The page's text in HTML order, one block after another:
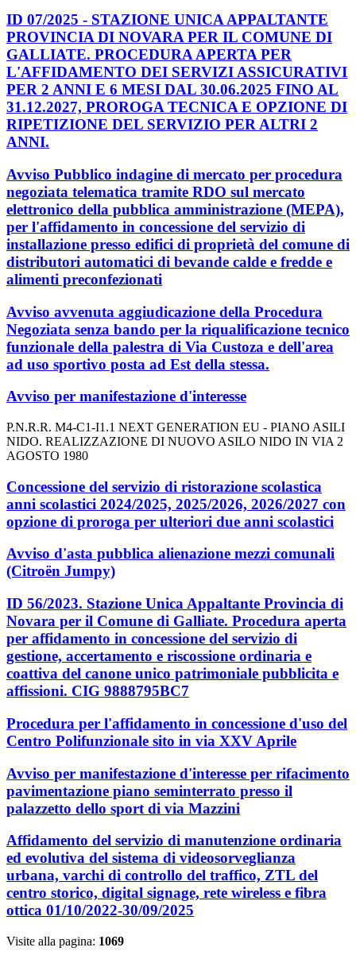
ID 07/2025 - STAZIONE UNICA APPALTANTE
PROVINCIA DI NOVARA PER IL COMUNE DI
GALLIATE. PROCEDURA APERTA PER
L'AFFIDAMENTO DEI SERVIZI ASSICURATIVI
PER 2 ANNI E 6 MESI DAL 30.06.2025 FINO AL
31.12.2027, PROROGA TECNICA E OPZIONE DI
RIPETIZIONE DEL SERVIZIO PER ALTRI 2
ANNI.
Avviso Pubblico indagine di mercato per procedura
negoziata telematica tramite RDO sul mercato
elettronico della pubblica amministrazione (MEPA),
per l'affidamento in concessione del servizio di
installazione presso edifici di proprietà del comune di
distributori automatici di bevande calde e fredde e
alimenti preconfezionati
Avviso avvenuta aggiudicazione della Procedura
Negoziata senza bando per la riqualificazione tecnico
funzionale della palestra di Via Custoza e dell'area
ad uso sportivo posta ad Est della stessa.
Avviso per manifestazione d'interesse
P.N.R.R. M4-C1-I1.1 NEXT GENERATION EU - PIANO ASILI
NIDO. REALIZZAZIONE DI NUOVO ASILO NIDO IN VIA 2
AGOSTO 1980
Concessione del servizio di ristorazione scolastica
anni scolastici 2024/2025, 2025/2026, 2026/2027 con
opzione di proroga per ulteriori due anni scolastici
Avviso d'asta pubblica alienazione mezzi comunali
(Citroën Jumpy)
ID 56/2023. Stazione Unica Appaltante Provincia di
Novara per il Comune di Galliate. Procedura aperta
per affidamento in concessione del servizio di
gestione, accertamento e riscossione ordinaria e
coattiva del canone unico patrimoniale pubblicita e
affissioni. CIG 9888795BC7
Procedura per l'affidamento in concessione d'uso del
Centro Polifunzionale sito in via XXV Aprile
Avviso per manifestazione d'interesse per rifacimento
pavimentazione piano seminterrato presso il
palazzetto dello sport di via Mazzini
Affidamento del servizio di manutenzione ordinaria
ed evolutiva del sistema di videosorveglianza
urbana, varchi di controllo del traffico, ZTL del
centro storico, digital signage, rete wireless e fibra
ottica 01/10/2022-30/09/2025
Visite alla pagina: 1069